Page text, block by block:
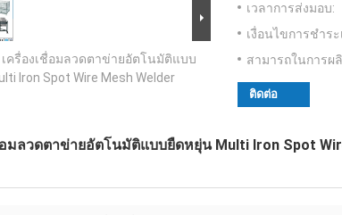
เครื่องเชื่อมลวดตาข่ายอัตโนมัติแบบ
Iron Spot Wire Mesh Welder
เวลาการส่งมอบ:
เงื่อนไขการชำระ
สามารถในการผ
ติดต่อ
อมลวดตาข่ายอัตโนมัติแบบยืดหยุ่น Multi Iron Spot